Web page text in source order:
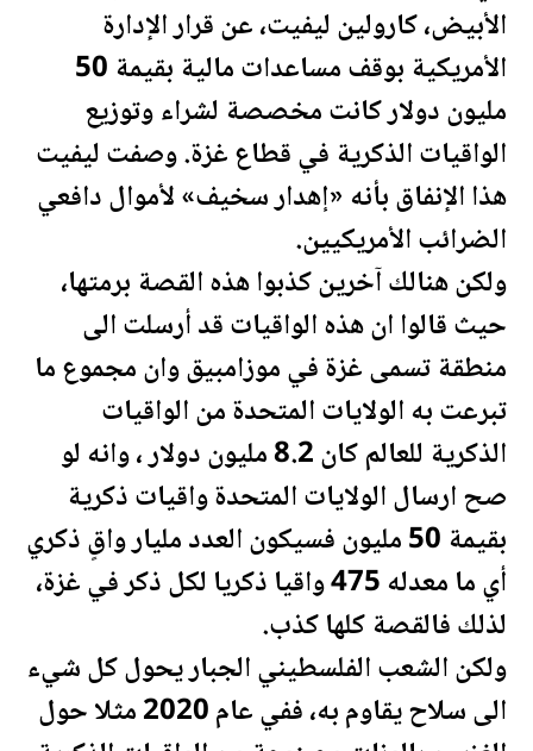
الأبيض، كارولين ليفيت، عن قرار الإدارة
الأمريكية بوقف مساعدات مالية بقيمة 50
مليون دولار كانت مخصصة لشراء وتوزيع
الواقيات الذكرية في قطاع غزة. وصفت ليفيت
هذا الإنفاق بأنه «إهدار سخيف» لأموال دافعي
الضرائب الأمريكيين.
ولكن هنالك آخرين كذبوا هذه القصة برمتها،
حيث قالوا ان هذه الواقيات قد أرسلت الى
منطقة تسمى غزة في موزامبيق وان مجموع ما
تبرعت بهالولايات المتحدةمن الواقيات
الذكرية للعالم كان 8.2 مليون دولار ، وانه لو
صح ارسالالولايات المتحدةواقيات ذكرية
بقيمة 50 مليون فسيكون العدد مليار واقٍ ذكري
أي ما معدله 475 واقيا ذكريا لكل ذكر في غزة،
لذلك فالقصة كلها كذب.
ولكن الشعب الفلسطيني الجبار يحول كل شيء
الى سلاح يقاوم به، ففي عام 2020 مثلا حول